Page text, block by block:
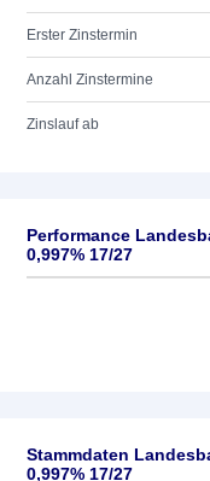
Erster Zinstermin
Anzahl Zinstermine
Zinslauf ab
Performance
0,997% 17/27
Stammdaten
0,997% 17/27